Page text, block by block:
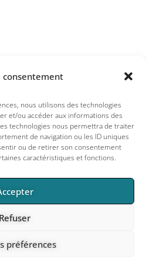
consentement
nous utilisons des technologies
et/ou accéder aux informations des
technologies nous permettra de traiter
de navigation ou les ID uniques
ou de retirer son consentement
caractéristiques et fonctions.
Refuser
préférences
F
a
c
e
b
o
o
-
I
n
s
t
a
g
m
info@m3mouvement.com
– Dimension humaine
Conditions d’utilisations